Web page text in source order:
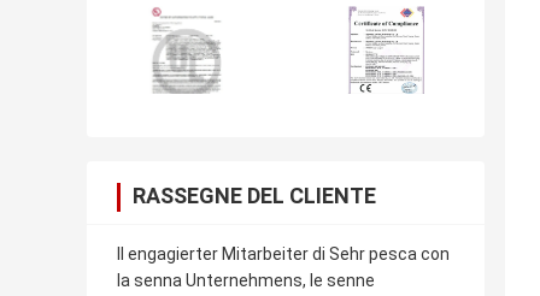
RASSEGNE DEL CLIENTE
Il engagierter Mitarbeiter di Sehr pesca con
la senna Unternehmens, le senne